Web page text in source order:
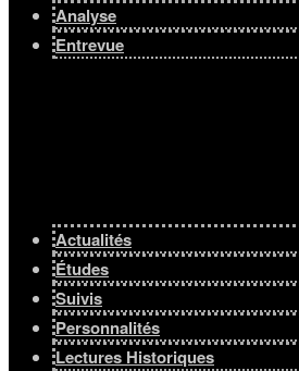
Analyse
Entrevue
Actualités
Études
Suivis
Personnalités
Lectures Historiques